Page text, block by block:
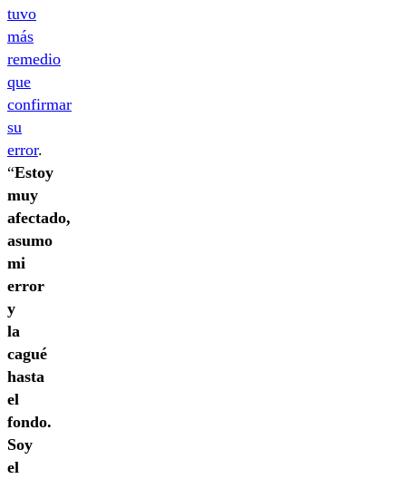
tuvo
más
remedio
que
confirmar
su
error.
“Estoy
muy
afectado,
asumo
mi
error
y
la
cagué
hasta
el
fondo.
Soy
el